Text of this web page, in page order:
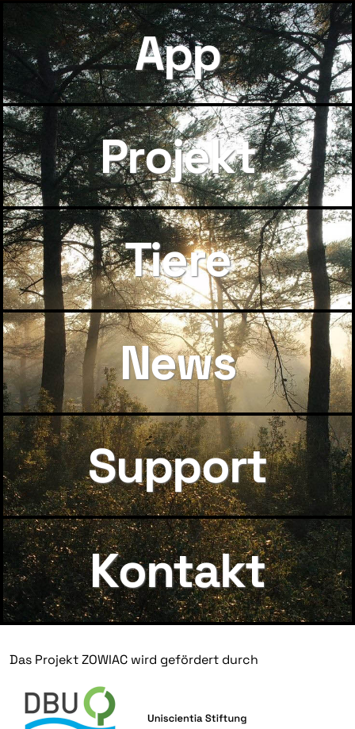
App
Projekt
Tiere
News
Support
Kontakt
Das Projekt ZOWIAC wird gefördert durch